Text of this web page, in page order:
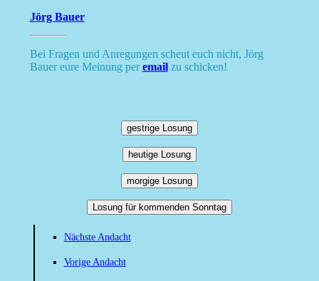
Jörg Bauer
Bei Fragen und Anregungen scheut euch nicht, Jörg
Bauer eure Meinung peremailzu schicken!
gestrige Losung
heutige Losung
morgige Losung
Losung für kommenden Sonntag
Nächste Andacht
Vorige Andacht